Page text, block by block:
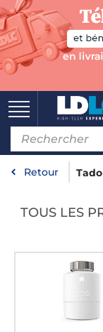
Retour Tado
TOUS LES